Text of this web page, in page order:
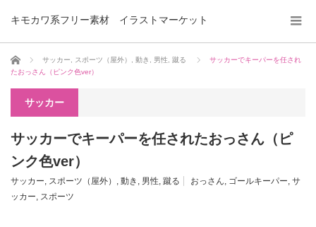
キモカワ系フリー素材 イラストマーケット
ホーム サッカー スポーツ（屋外） 動き 男性 蹴る
サッカーでキーパーを任され
たおっさん（ピンク色ver）
サッカー
サッカーでキーパーを任されたおっさん（ピ
ンク色ver）
サッカー, スポーツ（屋外） , 動き , 男性, 蹴る おっさん, ゴールキーパー, サ
ッカー, スポーツ